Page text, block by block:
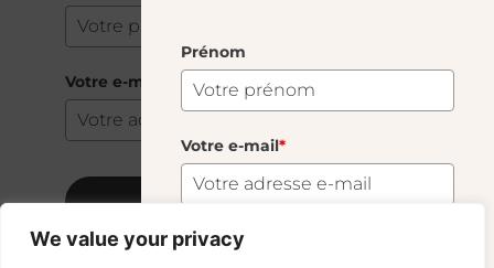
We value your privacy
Verre Tête Bougie Blue
Votre e-mail
S'abonner
Prénom
Votre e-mail*